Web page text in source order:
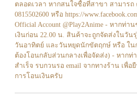
ตลอดเวลา หากสนใจซื้อที่สาขา สามารถ
0815502600 หรือ https://
Official Account @Play2Anime - หากท่า
เงินก่อน 22.00 น. สินค้าจะถูกจัดส่งในวัน
วันอาทิตย์ และวันหยุดนักขัตฤกษ์ หรือ ใ
ต้องโอนกลับส่วนกลางเพื่อจัดส่ง) - หากท่
สำเร็จ รบกวนรอ email จากทางร้าน เพื่
การโอนเงินครับ